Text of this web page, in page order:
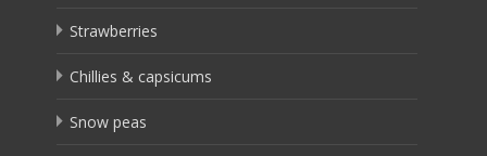
Strawberries
Chillies & capsicums
Snow peas